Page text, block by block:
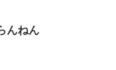
んねん